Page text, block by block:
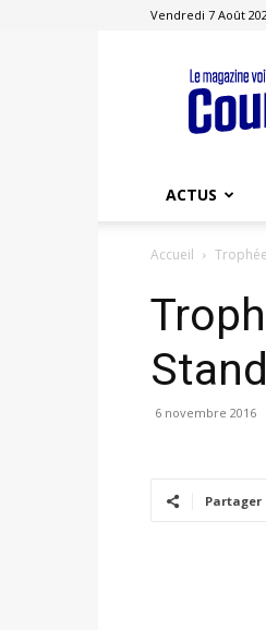
Vendredi 7 Août
ACTUS
Accueil
6 novembre 2016
Partager